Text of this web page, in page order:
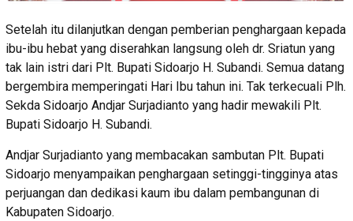
Setelah itu dilanjutkan dengan pemberian penghargaan kepada
ibu-ibu hebat yang diserahkan langsung oleh dr. Sriatun yang
tak lain istri dari Plt. Bupati Sidoarjo H. Subandi. Semua datang
bergembira memperingati Hari Ibu tahun ini. Tak terkecuali Plh.
Sekda Sidoarjo Andjar Surjadianto yang hadir mewakili Plt.
Bupati Sidoarjo H. Subandi.
Andjar Surjadianto yang membacakan sambutan Plt. Bupati
Sidoarjo menyampaikan penghargaan setinggi-tingginya atas
perjuangan dan dedikasi kaum ibu dalam pembangunan di
Kabupaten Sidoarjo.